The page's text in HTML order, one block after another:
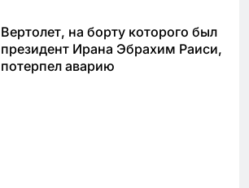
Вертолет, на борту которого был
президент Ирана Эбрахим Раиси,
потерпел аварию